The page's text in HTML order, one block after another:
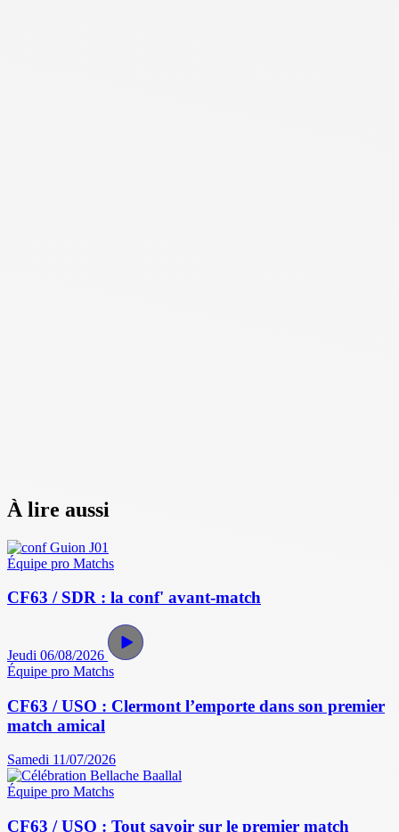
À lire aussi
Équipe pro Matchs
CF63 / SDR : la conf' avant-match
Jeudi 06/08/2026
Équipe pro Matchs
CF63 / USO : Clermont l’emporte dans son premier
match amical
Samedi 11/07/2026
Équipe pro Matchs
CF63 / USO : Tout savoir sur le premier match